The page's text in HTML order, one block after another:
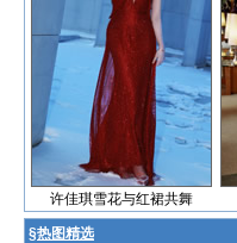
许佳琪雪花与红裙共舞
§热图精选